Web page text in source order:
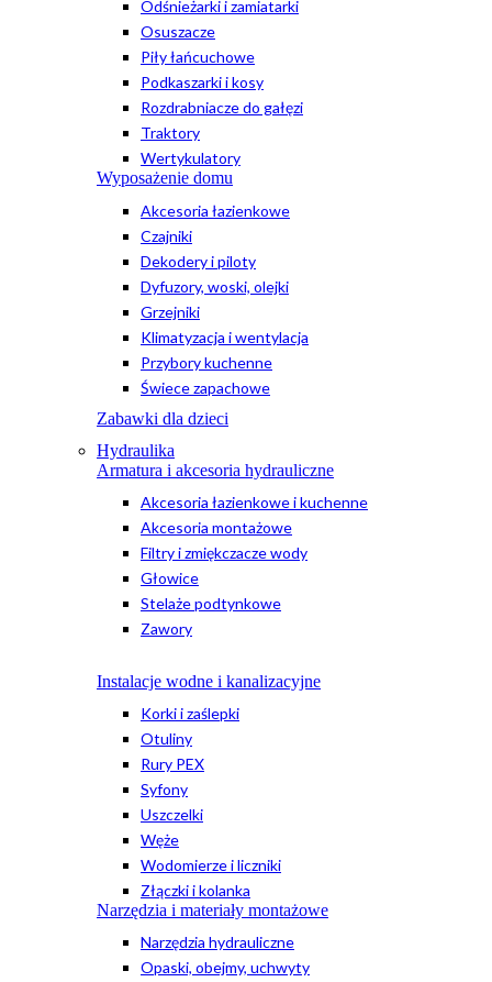
Odśnieżarki i zamiatarki
Osuszacze
Piły łańcuchowe
Podkaszarki i kosy
Rozdrabniacze do gałęzi
Traktory
Wertykulatory
Wyposażenie domu
Akcesoria łazienkowe
Czajniki
Dekodery i piloty
Dyfuzory, woski, olejki
Grzejniki
Klimatyzacja i wentylacja
Przybory kuchenne
Świece zapachowe
Zabawki dla dzieci
Hydraulika
Armatura i akcesoria hydrauliczne
Akcesoria łazienkowe i kuchenne
Akcesoria montażowe
Filtry i zmiękczacze wody
Głowice
Stelaże podtynkowe
Zawory
Instalacje wodne i kanalizacyjne
Korki i zaślepki
Otuliny
Rury PEX
Syfony
Uszczelki
Węże
Wodomierze i liczniki
Złączki i kolanka
Narzędzia i materiały montażowe
Narzędzia hydrauliczne
Opaski, obejmy, uchwyty